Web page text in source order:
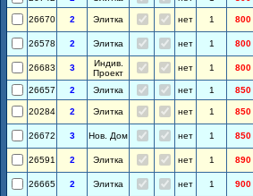
26670 2 Элитка нет 1 800
26578 2 Элитка нет 1 800
26683 3
Индив.
Проект
нет 1 800
26657 2 Элитка нет 1 850
20284 2 Элитка нет 1 850
26672 3 Нов. Дом нет 1 850
26591 2 Элитка нет 1 890
26665 2 Элитка нет 1 900